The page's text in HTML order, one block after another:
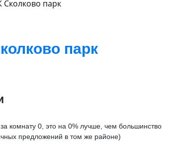
парк
парк
комнату 0, это на 0% лучше, чем большинство
предложений в том же районе)